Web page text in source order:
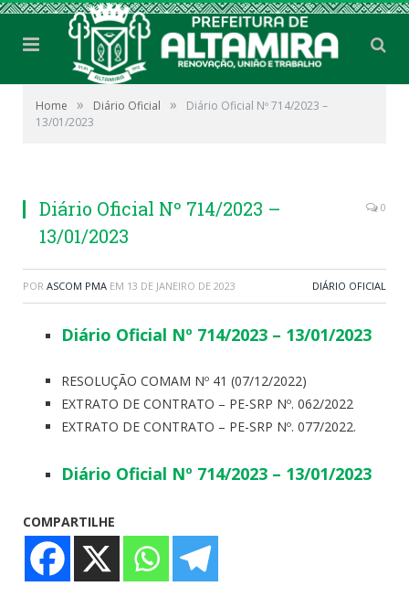
Home » Diário Oficial »
Diário Oficial Nº 714/2023 –
13/01/2023
Diário Oficial Nº 714/2023 –
13/01/2023
0
POR ASCOM PMA EM 13 DE JANEIRO DE 2023 DIÁRIO OFICIAL
Diário Oficial Nº 714/2023 – 13/01/2023
RESOLUÇÃO COMAM Nº 41 (07/12/2022)
EXTRATO DE CONTRATO – PE-SRP Nº. 062/2022
EXTRATO DE CONTRATO – PE-SRP Nº. 077/2022.
Diário Oficial Nº 714/2023 – 13/01/2023
COMPARTILHE